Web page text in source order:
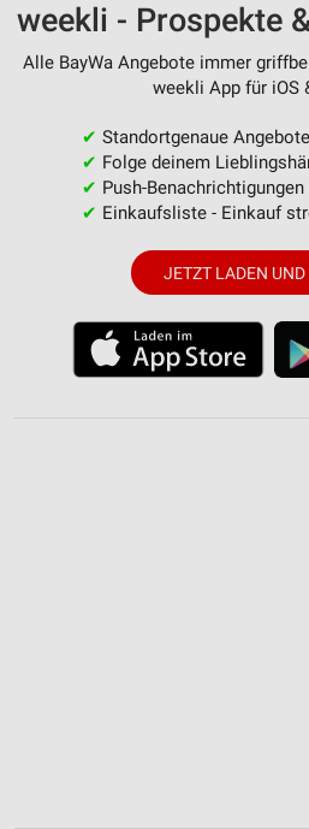
weekli - Prospekte
Alle BayWa Angebote immer
weekli App für iOS
✔ Standortgenaue Angebote
✔ Folge deinem
✔ Push-
✔ Einkaufsliste - Einkauf
JETZT LADEN UND